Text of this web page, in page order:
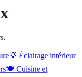
💡 Éclairage intérieur
🍽️ Cuisine et